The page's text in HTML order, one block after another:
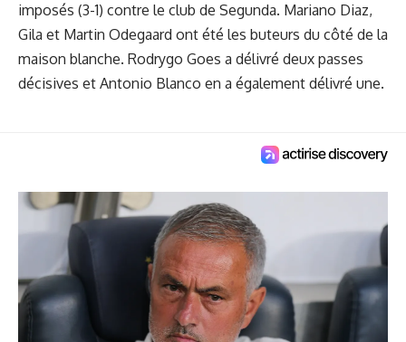
imposés (3-1) contre le club de Segunda. Mariano Diaz,
Gila et Martin Odegaard ont été les buteurs du côté de la
maison blanche. Rodrygo Goes a délivré deux passes
décisives et Antonio Blanco en a également délivré une.